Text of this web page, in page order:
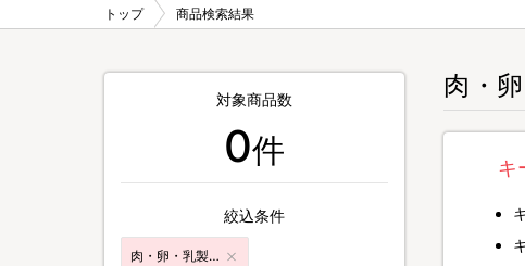
トップ 商品検索結果
肉・
キ
対象商品数
0件
絞込条件
肉・卵・乳製品